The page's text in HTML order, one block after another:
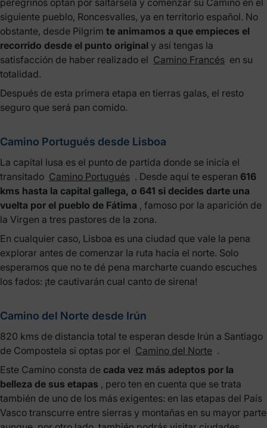
peregrinos optan por saltársela y comenzar su Camino en el
siguiente pueblo, Roncesvalles, ya en territorio español. No
obstante, desde Pilgrim te animamos a que empieces el
recorrido desde el punto original y así tengas la
satisfacción de haber realizado el Camino Francés en su
totalidad.
Después de esta primera etapa en tierras galas, el resto
seguro que será pan comido.
Camino Portugués desde Lisboa
La capital lusa es el punto de partida donde se inicia el
transitado Camino Portugués . Desde aquí te esperan 616
kms hasta la capital gallega, o 641 si decides darte una
vuelta por el pueblo de Fátima , famoso por la aparición de
la Virgen a tres pastores de la zona.
En cualquier caso, Lisboa es una ciudad que vale la pena
explorar antes de comenzar la ruta hacia el norte. Solo
esperamos que no te dé pena marcharte cuando escuches
los fados: ¡te cautivarán cual canto de sirena!
Camino del Norte desde Irún
820 kms de distancia total te esperan desde Irún a Santiago
de Compostela si optas por el Camino del Norte .
Este Camino consta de cada vez más adeptos por la
belleza de sus etapas , pero ten en cuenta que se trata
también de uno de los más exigentes: en las etapas del País
Vasco transcurre entre sierras y montañas en su mayor parte